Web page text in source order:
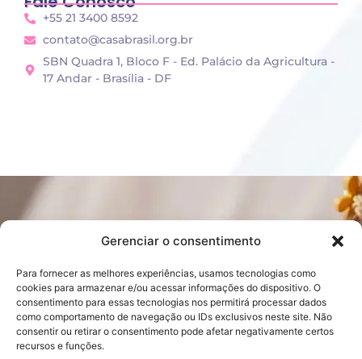
Gerenciar o consentimento
Para fornecer as melhores experiências, usamos tecnologias como
cookies para armazenar e/ou acessar informações do dispositivo. O
consentimento para essas tecnologias nos permitirá processar dados
como comportamento de navegação ou IDs exclusivos neste site. Não
consentir ou retirar o consentimento pode afetar negativamente certos
recursos e funções.
+55 21 3400 8592
contato@casabrasil.org.br
SBN Quadra 1, Bloco F - Ed. Palácio da Agricultura -
17 Andar - Brasília - DF
Sobre nós
Quem somos
Projetos
Notícias
Atalhos
Galeria de Fotos
Casa Brasil pelo Mundo